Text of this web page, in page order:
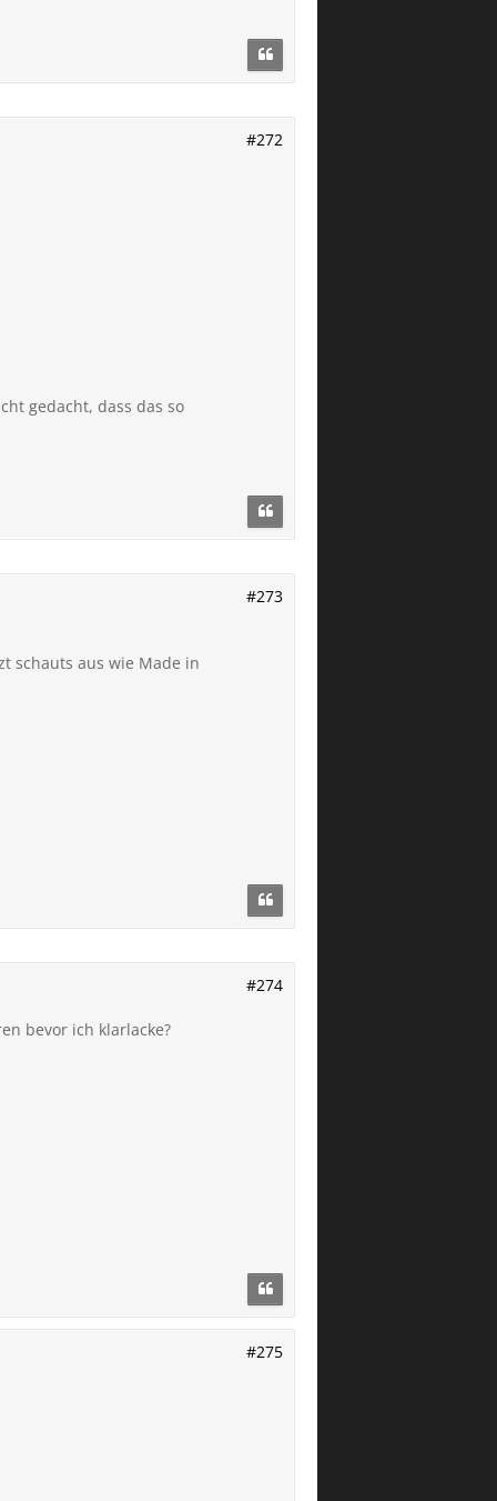
#272
gedacht, dass das so
#273
schauts aus wie Made in
#274
bevor ich klarlacke?
#275